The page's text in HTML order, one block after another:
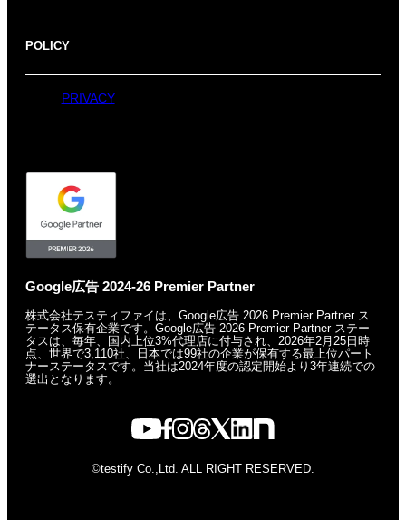
POLICY
PRIVACY
Google広告 2024-26 Premier Partner
株式会社テスティファイは、Google広告 2026 Premier Partner ス
テータス保有企業です。 Google広告 2026 Premier Partner ステー
タスは、毎年、国内上位3%代理店に付与され、
2026年2月25日時
点、世界で3,110社、日本では99社の企業が保有する最上位パート
ナーステータスです。
当社は2024年度の認定開始より3年連続での
選出となります。
©testify Co.,Ltd. ALL RIGHT RESERVED.